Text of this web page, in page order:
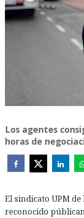
Los agentes
horas de
El sindicato UPM
reconocido